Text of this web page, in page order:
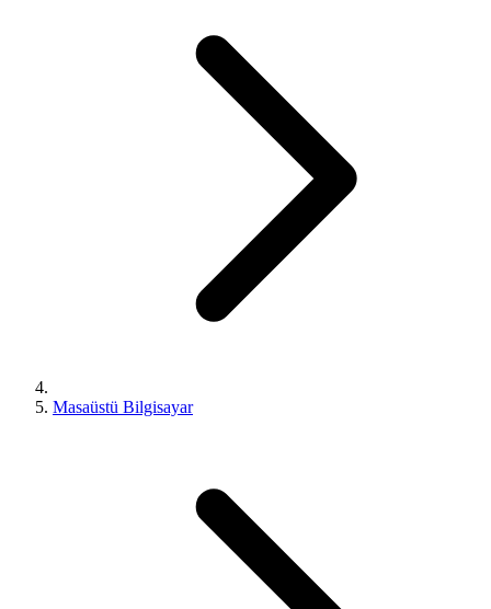
Masaüstü Bilgisayar